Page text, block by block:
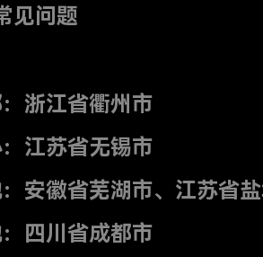
见问题
浙江省衢州市
江苏省无锡市
安徽省芜湖市、江苏省
四川省成都市